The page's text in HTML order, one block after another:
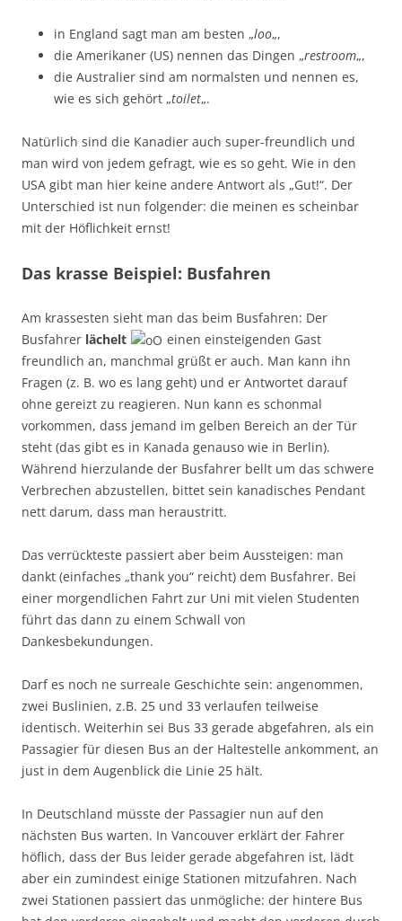
in England sagt man am besten „loo„,
die Amerikaner (US) nennen das Dingen „restroom„,
die Australier sind am normalsten und nennen es,
wie es sich gehört „toilet„.
Natürlich sind die Kanadier auch super-freundlich und
man wird von jedem gefragt, wie es so geht. Wie in den
USA gibt man hier keine andere Antwort als „Gut!“. Der
Unterschied ist nun folgender: die meinen es scheinbar
mit der Höflichkeit ernst!
Das krasse Beispiel: Busfahren
Am krassesten sieht man das beim Busfahren: Der
Busfahrer lächelt
einen einsteigenden Gast
freundlich an, manchmal grüßt er auch. Man kann ihn
Fragen (z. B. wo es lang geht) und er Antwortet darauf
ohne gereizt zu reagieren. Nun kann es schonmal
vorkommen, dass jemand im gelben Bereich an der Tür
steht (das gibt es in Kanada genauso wie in Berlin).
Während hierzulande der Busfahrer bellt um das schwere
Verbrechen abzustellen, bittet sein kanadisches Pendant
nett darum, dass man heraustritt.
Das verrückteste passiert aber beim Aussteigen: man
dankt (einfaches „thank you“ reicht) dem Busfahrer. Bei
einer morgendlichen Fahrt zur Uni mit vielen Studenten
führt das dann zu einem Schwall von
Dankesbekundungen.
Darf es noch ne surreale Geschichte sein: angenommen,
zwei Buslinien, z.B. 25 und 33 verlaufen teilweise
identisch. Weiterhin sei Bus 33 gerade abgefahren, als ein
Passagier für diesen Bus an der Haltestelle ankomment, an
just in dem Augenblick die Linie 25 hält.
In Deutschland müsste der Passagier nun auf den
nächsten Bus warten. In Vancouver erklärt der Fahrer
höflich, dass der Bus leider gerade abgefahren ist, lädt
aber ein zumindest einige Stationen mitzufahren. Nach
zwei Stationen passiert das unmögliche: der hintere Bus